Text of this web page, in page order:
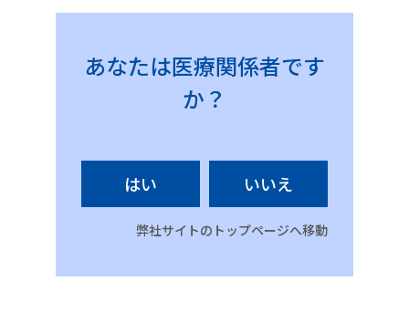
あなたは医療関係者です
か？
はい いいえ
弊社サイトのトップページへ移動